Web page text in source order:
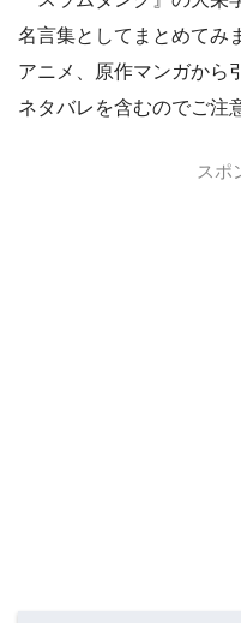
名言集としてまとめてみ
アニメ、原作マンガから
ネタバレを含むのでご注
スポ